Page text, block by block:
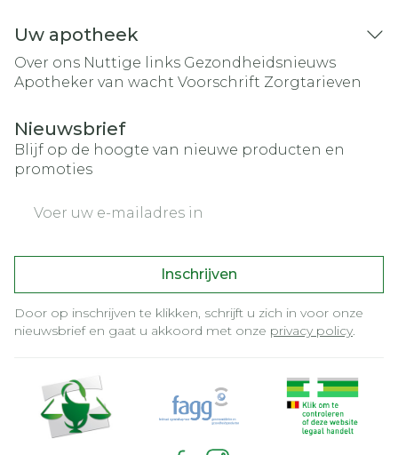
Uw apotheek
Over ons Nuttige links Gezondheidsnieuws
Apotheker van wacht Voorschrift Zorgtarieven
Nieuwsbrief
Blijf op de hoogte van nieuwe producten en
promoties
Inschrijven
Door op inschrijven te klikken, schrijft u zich in voor onze
nieuwsbrief en gaat u akkoord met onze privacy policy.